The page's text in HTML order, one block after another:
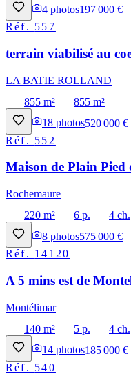
4 photos197 000 €
Réf. 557
terrain viabilisé au
LA BATIE ROLLAND
855 m²
855 m²
18 photos520 000 €
Réf. 552
Maison de Plain Pied
Rochemaure
220 m²
6 p. 4 ch.
8 photos575 000 €
Réf. 14120
A 5 mins est de
Montélimar
140 m²
5 p. 4 ch.
14 photos185 000 €
Réf. 540